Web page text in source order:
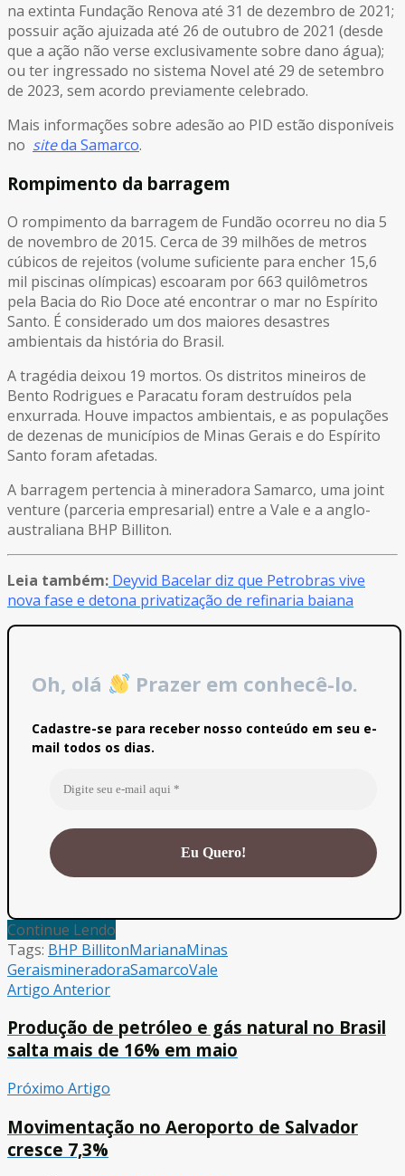
na extinta Fundação Renova até 31 de dezembro de 2021;
possuir ação ajuizada até 26 de outubro de 2021 (desde
que a ação não verse exclusivamente sobre dano água);
ou ter ingressado no sistema Novel até 29 de setembro
de 2023, sem acordo previamente celebrado.
Mais informações sobre adesão ao PID estão disponíveis
no siteda Samarco.
Rompimento da barragem
O rompimento da barragem de Fundão ocorreu no dia 5
de novembro de 2015. Cerca de 39 milhões de metros
cúbicos de rejeitos (volume suficiente para encher 15,6
mil piscinas olímpicas) escoaram por 663 quilômetros
pela Bacia do Rio Doce até encontrar o mar no Espírito
Santo. É considerado um dos maiores desastres
ambientais da história do Brasil.
A tragédia deixou 19 mortos. Os distritos mineiros de
Bento Rodrigues e Paracatu foram destruídos pela
enxurrada. Houve impactos ambientais, e as populações
de dezenas de municípios de Minas Gerais e do Espírito
Santo foram afetadas.
A barragem pertencia à mineradora Samarco, uma joint
venture (parceria empresarial) entre a Vale e a anglo-
australiana BHP Billiton.
Leia também: Deyvid Bacelar diz que Petrobras vive
nova fase e detona privatização de refinaria baiana
Oh, olá Prazer em conhecê-lo.
Cadastre-se para receber nosso conteúdo em seu e-
mail todos os dias.
Continue Lendo
Tags: BHP BillitonMarianaMinas
GeraismineradoraSamarcoVale
Artigo Anterior
Produção de petróleo e gás natural no Brasil
salta mais de 16% em maio
Próximo Artigo
Movimentação no Aeroporto de Salvador
cresce 7,3%